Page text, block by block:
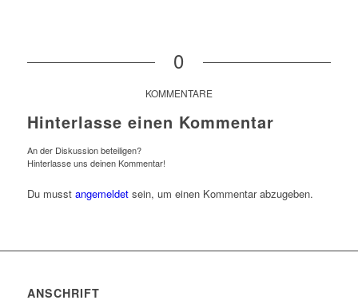
0
KOMMENTARE
Hinterlasse einen Kommentar
An der Diskussion beteiligen?
Hinterlasse uns deinen Kommentar!
Du musst angemeldetsein, um einen Kommentar abzugeben.
ANSCHRIFT